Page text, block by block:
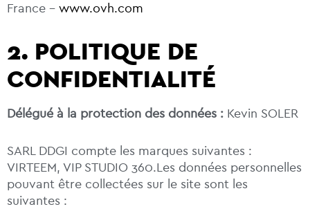
France – www.ovh.com
2. POLITIQUE DE
CONFIDENTIALITÉ
Délégué à la protection des données : Kevin SOLER
SARL DDGI compte les marques suivantes :
VIRTEEM, VIP STUDIO 360.Les données personnelles
pouvant être collectées sur le site sont les
suivantes :